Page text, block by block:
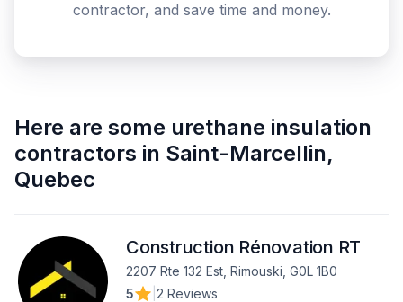
contractor, and save time and money.
Here are some urethane insulation
contractors in Saint-Marcellin,
Quebec
Construction Rénovation RT
2207 Rte 132 Est, Rimouski, G0L 1B0
5
2 Reviews